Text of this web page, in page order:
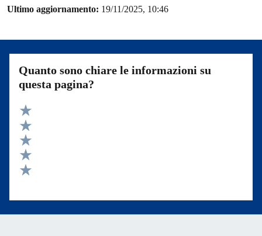
Ultimo aggiornamento: 19/11/2025, 10:46
Quanto sono chiare le informazioni su
questa pagina?
Valuta 5 stelle su 5
Valuta 4 stelle su 5
Valuta 3 stelle su 5
Valuta 2 stelle su 5